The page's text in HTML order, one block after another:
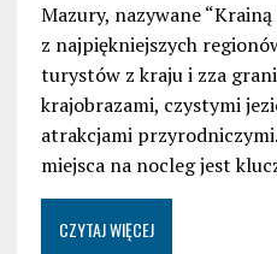
Mazury, nazywane
z najpiękniejszych
turystów z kraju i zza
krajobrazami, czystymi
atrakcjami
miejsca na nocleg jest
CZYTAJ WIĘCEJ